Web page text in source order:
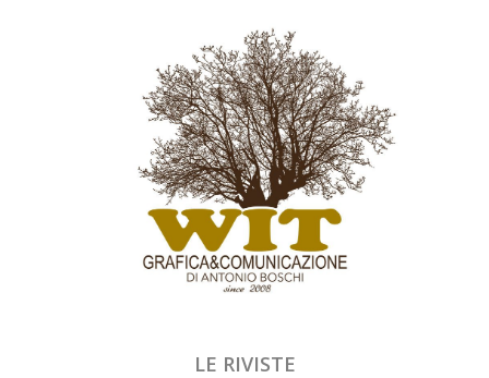
LE RIVISTE